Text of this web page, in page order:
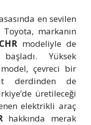
en sevilen
markanın
modeliyle de
Yüksek
çevreci bir
derdinden de
üretileceği
elektrikli araç
hakkında merak